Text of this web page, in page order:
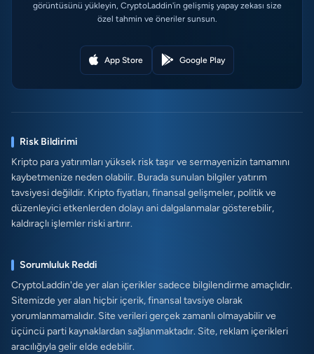
görüntüsünü yükleyin, CryptoLaddin'in gelişmiş yapay zekası size
özel tahmin ve öneriler sunsun.
App Store Google Play
Risk Bildirimi
Kripto para yatırımları yüksek risk taşır ve sermayenizin tamamını
kaybetmenize neden olabilir. Burada sunulan bilgiler yatırım
tavsiyesi değildir. Kripto fiyatları, finansal gelişmeler, politik ve
düzenleyici etkenlerden dolayı ani dalgalanmalar gösterebilir,
kaldıraçlı işlemler riski artırır.
Sorumluluk Reddi
CryptoLaddin'de yer alan içerikler sadece bilgilendirme amaçlıdır.
Sitemizde yer alan hiçbir içerik, finansal tavsiye olarak
yorumlanmamalıdır. Site verileri gerçek zamanlı olmayabilir ve
üçüncü parti kaynaklardan sağlanmaktadır. Site, reklam içerikleri
aracılığıyla gelir elde edebilir.